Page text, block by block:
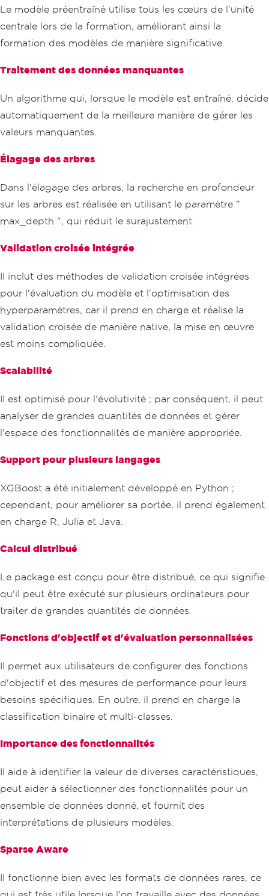
Le modèle préentraîné utilise tous les cœurs de l'unité
centrale lors de la formation, améliorant ainsi la
formation des modèles de manière significative.
Traitement des données manquantes
Un algorithme qui, lorsque le modèle est entraîné, décide
automatiquement de la meilleure manière de gérer les
valeurs manquantes.
Élagage des arbres
Dans l'élagage des arbres, la recherche en profondeur
sur les arbres est réalisée en utilisant le paramètre "
max_depth ", qui réduit le surajustement.
Validation croisée intégrée
Il inclut des méthodes de validation croisée intégrées
pour l'évaluation du modèle et l'optimisation des
hyperparamètres, car il prend en charge et réalise la
validation croisée de manière native, la mise en œuvre
est moins compliquée.
Scalabilité
Il est optimisé pour l'évolutivité ; par conséquent, il peut
analyser de grandes quantités de données et gérer
l'espace des fonctionnalités de manière appropriée.
Support pour plusieurs langages
XGBoost a été initialement développé en Python ;
cependant, pour améliorer sa portée, il prend également
en charge R, Julia et Java.
Calcul distribué
Le package est conçu pour être distribué, ce qui signifie
qu'il peut être exécuté sur plusieurs ordinateurs pour
traiter de grandes quantités de données.
Fonctions d'objectif et d'évaluation personnalisées
Il permet aux utilisateurs de configurer des fonctions
d'objectif et des mesures de performance pour leurs
besoins spécifiques. En outre, il prend en charge la
classification binaire et multi-classes.
Importance des fonctionnalités
Il aide à identifier la valeur de diverses caractéristiques,
peut aider à sélectionner des fonctionnalités pour un
ensemble de données donné, et fournit des
interprétations de plusieurs modèles.
Sparse Aware
Il fonctionne bien avec les formats de données rares, ce